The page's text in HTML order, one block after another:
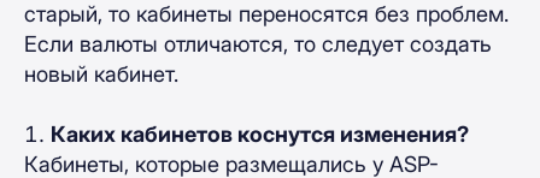
старый, то кабинеты переносятся без проблем.
Если валюты отличаются, то следует создать
новый кабинет.
Каких кабинетов коснутся изменения?
Кабинеты, которые размещались у ASP-